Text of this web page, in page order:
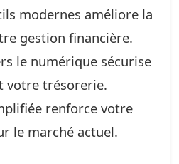
modernes améliore la
gestion financière.
le numérique sécurise
votre trésorerie.
renforce votre
le marché actuel.